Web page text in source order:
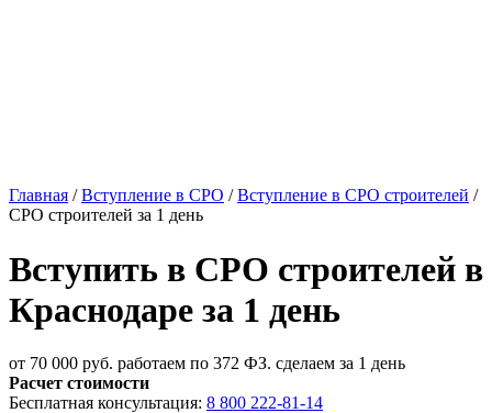
Главная /Вступление в СРО /Вступление в СРО строителей /
СРО строителей за 1 день
Вступить в СРО строителей в
Краснодаре за 1 день
от 70 000 руб. работаем по 372 ФЗ. сделаем за 1 день
Расчет стоимости
Бесплатная консультация: 8 800 222-81-14